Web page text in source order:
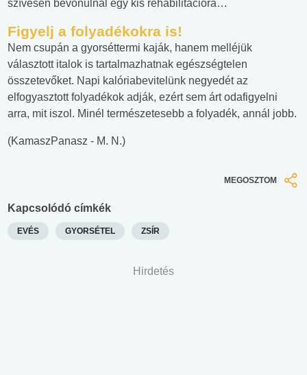
szívesen bevonulnál egy kis rehabilitációra…
Figyelj a folyadékokra is!
Nem csupán a gyorséttermi kaják, hanem melléjük
választott italok is tartalmazhatnak egészségtelen
összetevőket. Napi kalóriabevitelünk negyedét az
elfogyasztott folyadékok adják, ezért sem árt odafigyelni
arra, mit iszol. Minél természetesebb a folyadék, annál jobb.
(KamaszPanasz - M. N.)
MEGOSZTOM
Kapcsolódó címkék
EVÉS GYORSÉTEL ZSÍR
Hirdetés